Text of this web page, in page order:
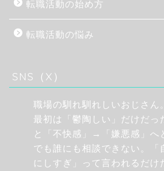
転職活動の始め方
転職活動の悩み
SNS（X）
職場の馴れ馴れしいおじさん。
最初は「鬱陶しい」だけだっ
と「不快感」→「嫌悪感」へ
でも誰にも相談できない。「
にしすぎ」って言われるだけ